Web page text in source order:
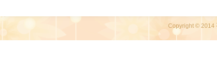
Copyright © 2014